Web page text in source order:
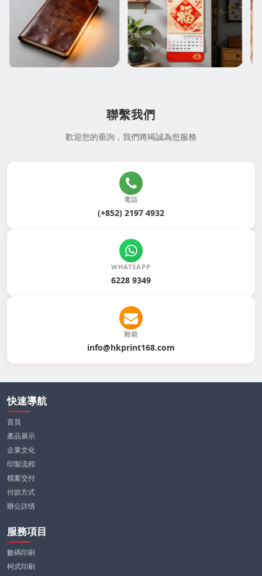
聯繫我們
歡迎您的垂詢，我們將竭誠為您服務
電話
(+852) 2197 4932
WHATSAPP
6228 9349
郵箱
info@hkprint168.com
快速導航
首頁
產品展示
企業文化
印製流程
檔案交付
付款方式
辦公詳情
服務項目
數碼印刷
柯式印刷